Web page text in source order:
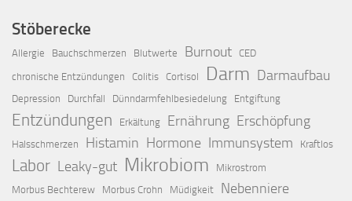
Stöberecke
Allergie Bauchschmerzen Blutwerte Burnout
CED
chronische Entzündungen
Colitis Cortisol Darm Darmaufbau
Depression Durchfall Dünndarmfehlbesiedelung Entgiftung
Entzündungen Erkältung Ernährung Erschöpfung
Halsschmerzen Histamin Hormone Immunsystem Kraftlos
Labor Leaky-gut Mikrobiom
Mikrostrom
Morbus Bechterew
Morbus Crohn Müdigkeit Nebenniere